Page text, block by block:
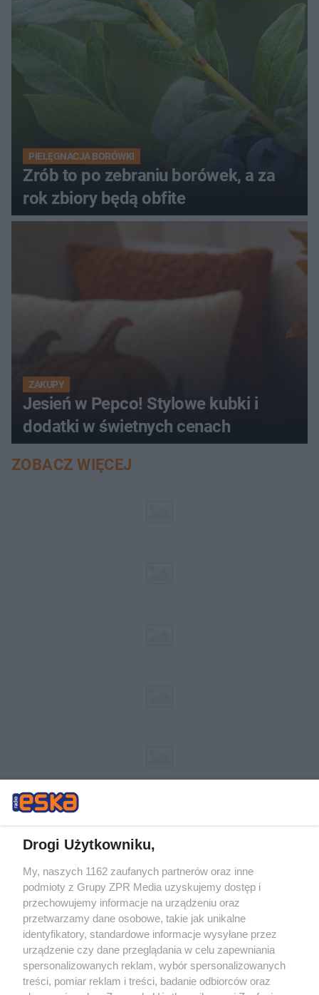
PIELĘGNACJA BORÓWKI
Zrób to po zebraniu borówek, a za
rok zbiory będą obfite
ZAKUPY
Jesień w Pepco! Stylowe kubki i
dodatki w świetnych cenach
ZOBACZ WIĘCEJ
Żaden utwór zamieszczony w serwisie nie może być powielany i
rozpowszechniany lub dalej rozpowszechniany w jakikolwiek sposób (w
tym także elektroniczny lub mechaniczny) na jakimkolwiek polu
eksploatacji w jakiejkolwiek formie, włącznie z umieszczaniem w
Internecie bez pisemnej zgody właściciela praw. Jakiekolwiek użycie lub
wykorzystanie utworów w całości lub w części z naruszeniem prawa,
tzn. bez właściwej zgody, jest zabronione pod groźbą kary i może być
ścigane prawnie.
Drogi Użytkowniku,
My, naszych 1162 zaufanych partnerów oraz inne
podmioty z Grupy ZPR Media uzyskujemy dostęp i
przechowujemy informacje na urządzeniu oraz
przetwarzamy dane osobowe, takie jak unikalne
identyfikatory, standardowe informacje wysyłane przez
urządzenie czy dane przeglądania w celu zapewniania
spersonalizowanych reklam, wybór spersonalizowanych
treści, pomiar reklam i treści, badanie odbiorców oraz